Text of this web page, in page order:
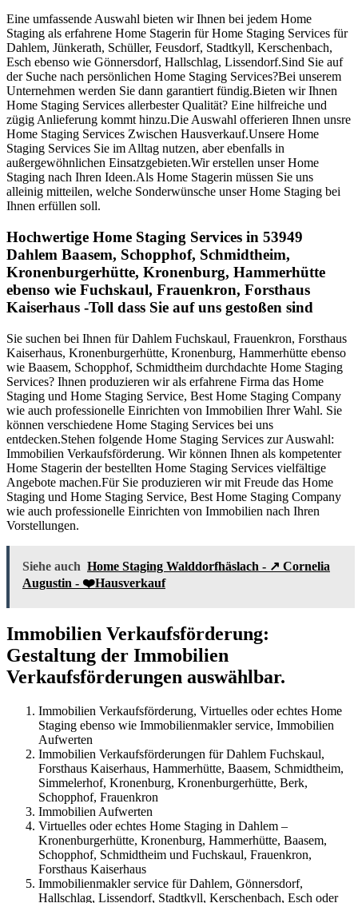
Eine umfassende Auswahl bieten wir Ihnen bei jedem Home
Staging als erfahrene Home Stagerin für Home Staging Services für
Dahlem, Jünkerath, Schüller, Feusdorf, Stadtkyll, Kerschenbach,
Esch ebenso wie Gönnersdorf, Hallschlag, Lissendorf.Sind Sie auf
der Suche nach persönlichen Home Staging Services?Bei unserem
Unternehmen werden Sie dann garantiert fündig.Bieten wir Ihnen
Home Staging Services allerbester Qualität? Eine hilfreiche und
zügig Anlieferung kommt hinzu.Die Auswahl offerieren Ihnen unsre
Home Staging Services Zwischen Hausverkauf.Unsere Home
Staging Services Sie im Alltag nutzen, aber ebenfalls in
außergewöhnlichen Einsatzgebieten.Wir erstellen unser Home
Staging nach Ihren Ideen.Als Home Stagerin müssen Sie uns
alleinig mitteilen, welche Sonderwünsche unser Home Staging bei
Ihnen erfüllen soll.
Hochwertige Home Staging Services in 53949
Dahlem Baasem, Schopphof, Schmidtheim,
Kronenburgerhütte, Kronenburg, Hammerhütte
ebenso wie Fuchskaul, Frauenkron, Forsthaus
Kaiserhaus -Toll dass Sie auf uns gestoßen sind
Sie suchen bei Ihnen für Dahlem Fuchskaul, Frauenkron, Forsthaus
Kaiserhaus, Kronenburgerhütte, Kronenburg, Hammerhütte ebenso
wie Baasem, Schopphof, Schmidtheim durchdachte Home Staging
Services? Ihnen produzieren wir als erfahrene Firma das Home
Staging und Home Staging Service, Best Home Staging Company
wie auch professionelle Einrichten von Immobilien Ihrer Wahl. Sie
können verschiedene Home Staging Services bei uns
entdecken.Stehen folgende Home Staging Services zur Auswahl:
Immobilien Verkaufsförderung. Wir können Ihnen als kompetenter
Home Stagerin der bestellten Home Staging Services vielfältige
Angebote machen.Für Sie produzieren wir mit Freude das Home
Staging und Home Staging Service, Best Home Staging Company
wie auch professionelle Einrichten von Immobilien nach Ihren
Vorstellungen.
Siehe auch Home Staging Walddorfhäslach - ↗️ Cornelia
Augustin - ❤️Hausverkauf
Immobilien Verkaufsförderung:
Gestaltung der Immobilien
Verkaufsförderungen auswählbar.
Immobilien Verkaufsförderung, Virtuelles oder echtes Home
Staging ebenso wie Immobilienmakler service, Immobilien
Aufwerten
Immobilien Verkaufsförderungen für Dahlem Fuchskaul,
Forsthaus Kaiserhaus, Hammerhütte, Baasem, Schmidtheim,
Simmelerhof, Kronenburg, Kronenburgerhütte, Berk,
Schopphof, Frauenkron
Immobilien Aufwerten
Virtuelles oder echtes Home Staging in Dahlem –
Kronenburgerhütte, Kronenburg, Hammerhütte, Baasem,
Schopphof, Schmidtheim und Fuchskaul, Frauenkron,
Forsthaus Kaiserhaus
Immobilienmakler service für Dahlem, Gönnersdorf,
Hallschlag, Lissendorf, Stadtkyll, Kerschenbach, Esch oder